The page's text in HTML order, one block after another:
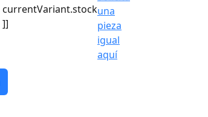
currentVariant.stock
]]
una
pieza
igual
aquí